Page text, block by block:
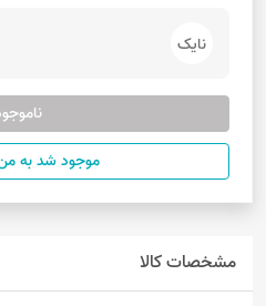
نایک
موجود شد به
مشخصات کالا